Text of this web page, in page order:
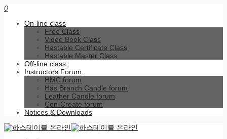
0
On-line class
Free Class
Video Book Class
Hastable Certificate Class
Hastable Master Class
Off-line class
Instructors Forum
HMC forum
Hás Branch Candle forum
Leather Candle forum
Con-Create forum
Notices & Downloads